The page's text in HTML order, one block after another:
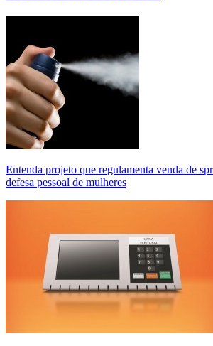
Entenda projeto que regulamenta venda de
defesa pessoal de mulheres